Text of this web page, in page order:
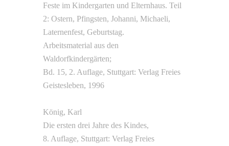
Feste im Kindergarten und Elternhaus. Teil
2: Ostern, Pfingsten, Johanni, Michaeli,
Laternenfest, Geburtstag.
Arbeitsmaterial aus den
Waldorfkindergärten;
Bd. 15, 2. Auflage, Stuttgart: Verlag Freies
Geistesleben, 1996
König, Karl
Die ersten drei Jahre des Kindes,
8. Auflage, Stuttgart: Verlag Freies